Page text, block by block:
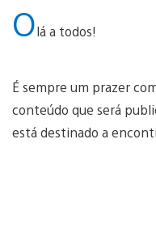
Olá a todos!
É sempre um prazer
conteúdo que será
está destinado a